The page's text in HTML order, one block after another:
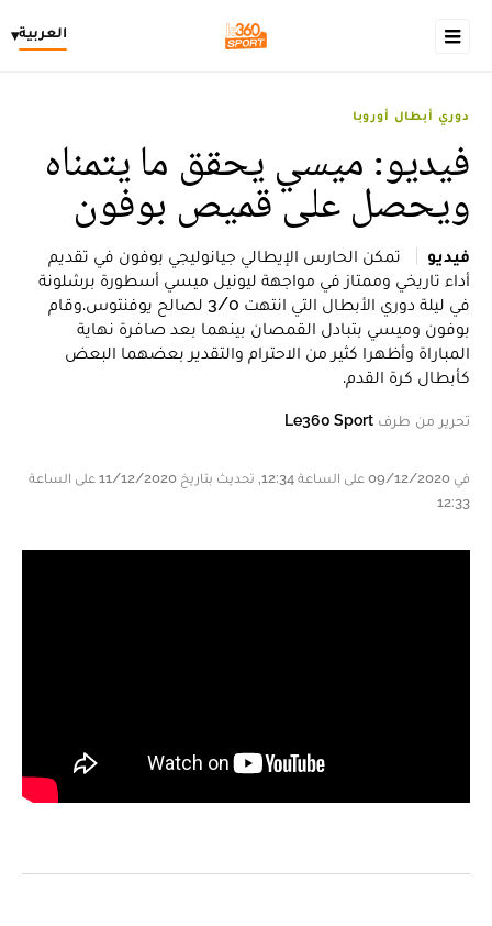
العربية▾
دوري أبطال أوروبا
فيديو: ميسي يحقق ما يتمناه
ويحصل على قميص بوفون
فيديو
تمكن الحارس الإيطالي جيانوليجي بوفون في تقديم
أداء تاريخي وممتاز في مواجهة ليونيل ميسي أسطورة برشلونة
في ليلة دوري الأبطال التي انتهت 3/0 لصالح يوفنتوس.وقام
بوفون وميسي بتبادل القمصان بينهما بعد صافرة نهاية
المباراة وأظهرا كثير من الاحترام والتقدير بعضهما البعض
كأبطال كرة القدم.
تحرير من طرف Le360 Sport
في 09/12/2020 على الساعة 12:34, تحديث بتاريخ 11/12/2020 على الساعة
12:33